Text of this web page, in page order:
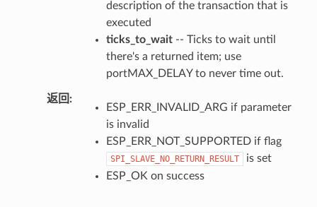
description of the transaction that is
executed
ticks_to_wait-- Ticks to wait until
there's a returned item; use
portMAX_DELAY to never time out.
返回
ESP_ERR_INVALID_ARG if parameter
is invalid
ESP_ERR_NOT_SUPPORTED if flag
SPI_SLAVE_NO_RETURN_RESULT
is set
ESP_OK on success